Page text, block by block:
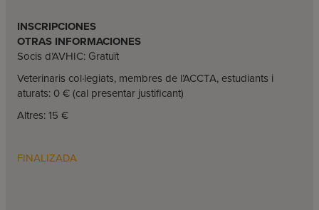
INSCRIPCIONES
OTRAS INFORMACIONES
Socis d’AVHIC: Gratuït
Veterinaris col·legiats, membres de l’ACCTA, estudiants i
aturats: 0 € (cal presentar justificant)
Altres: 15 €
FINALIZADA